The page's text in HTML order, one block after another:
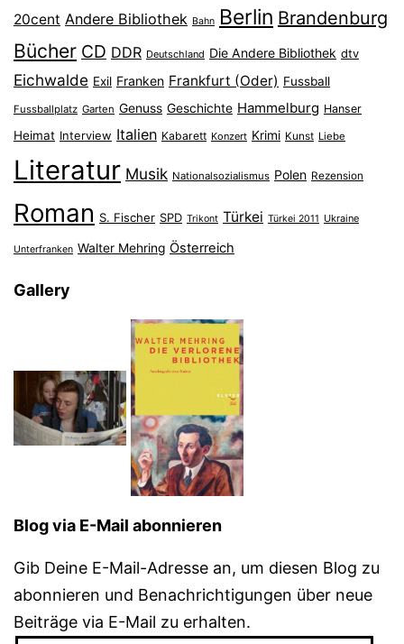
20cent Andere Bibliothek Bahn Berlin Brandenburg
Bücher CD DDR Deutschland Die Andere Bibliothek dtv
Eichwalde Exil Franken Frankfurt (Oder) Fussball
Fussballplatz Garten Genuss Geschichte Hammelburg Hanser
Heimat Interview Italien Kabarett Konzert Krimi Kunst Liebe
Literatur Musik Nationalsozialismus Polen Rezension
Roman S. Fischer SPD Trikont Türkei Türkei 2011 Ukraine
Unterfranken Walter Mehring Österreich
Gallery
Blog via E-Mail abonnieren
Gib Deine E-Mail-Adresse an, um diesen Blog zu
abonnieren und Benachrichtigungen über neue
Beiträge via E-Mail zu erhalten.